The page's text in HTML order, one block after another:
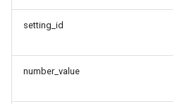
setting_id
number_value